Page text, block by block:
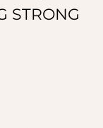
STRONG